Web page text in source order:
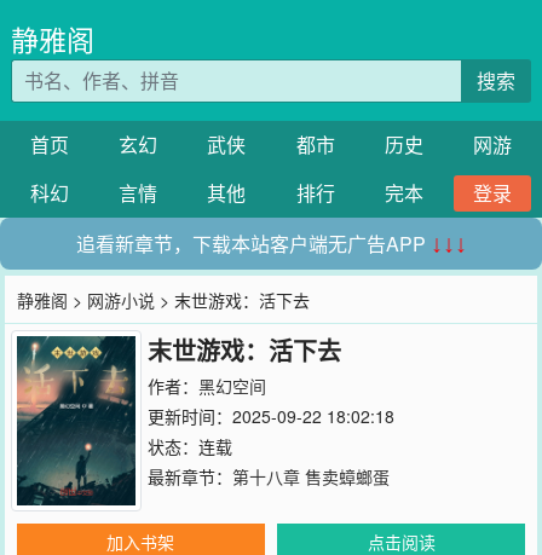
静雅阁
搜索
首页 玄幻 武侠 都市 历史
网游
科幻
言情 其他 排行 完本
登录
追看新章节，下载本站客户端无广告APP ↓↓↓
静雅阁 > 网游小说 > 末世游戏：活下去
末世游戏：活下去
作者： 黑幻空间
更新时间：2025-09-22 18:02:18
状态：连载
最新章节： 第十八章 售卖蟑螂蛋
加入书架
点击阅读